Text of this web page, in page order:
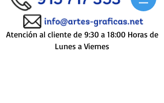
Atención al cliente de 9:30 a 18:00 Horas de
Lunes a Viernes